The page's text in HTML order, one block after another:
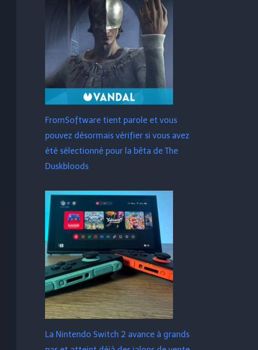
FromSoftware tient parole et vous
pouvez désormais vérifier si vous avez
été sélectionné pour la bêta de The
Duskbloods
La Nintendo Switch 2 avance à grands